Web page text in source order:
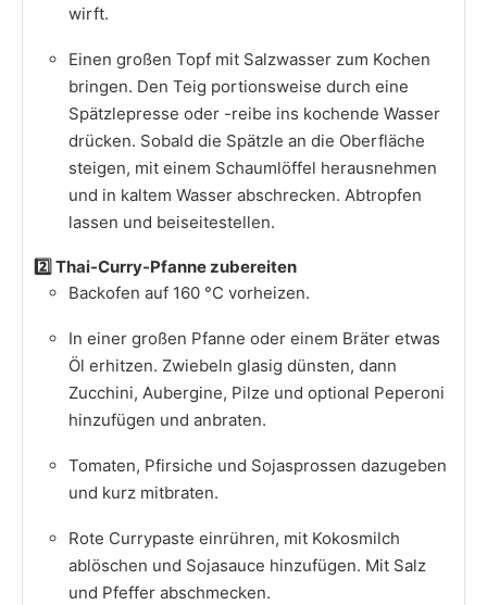
wirft.​
Einen großen Topf mit Salzwasser zum Kochen
bringen. Den Teig portionsweise durch eine
Spätzlepresse oder -reibe ins kochende Wasser
drücken. Sobald die Spätzle an die Oberfläche
steigen, mit einem Schaumlöffel herausnehmen
und in kaltem Wasser abschrecken. Abtropfen
lassen und beiseitestellen.​
2️⃣ Thai-Curry-Pfanne zubereiten
Backofen auf 160 °C vorheizen.​
In einer großen Pfanne oder einem Bräter etwas
Öl erhitzen. Zwiebeln glasig dünsten, dann
Zucchini, Aubergine, Pilze und optional Peperoni
hinzufügen und anbraten.​
Tomaten, Pfirsiche und Sojasprossen dazugeben
und kurz mitbraten.​
Rote Currypaste einrühren, mit Kokosmilch
ablöschen und Sojasauce hinzufügen. Mit Salz
und Pfeffer abschmecken.​